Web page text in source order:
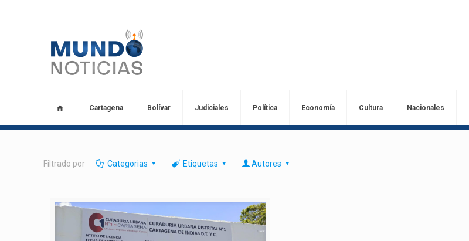
Cartagena Bolívar Judiciales Política Economía Cultura Nacionales
Filtrado por Categorias Etiquetas Autores